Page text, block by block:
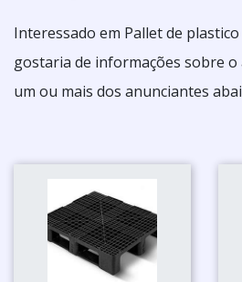
Interessado em Pallet de
gostaria de informações sobre o
um ou mais dos anunciantes